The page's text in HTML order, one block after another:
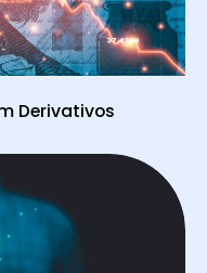
Derivativos